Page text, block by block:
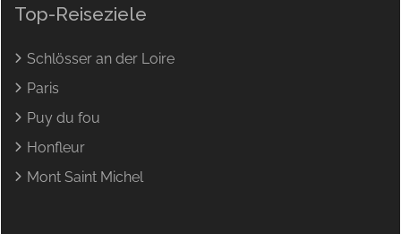
Top-Reiseziele
Schlösser an der Loire
Paris
Puy du fou
Honfleur
Mont Saint Michel